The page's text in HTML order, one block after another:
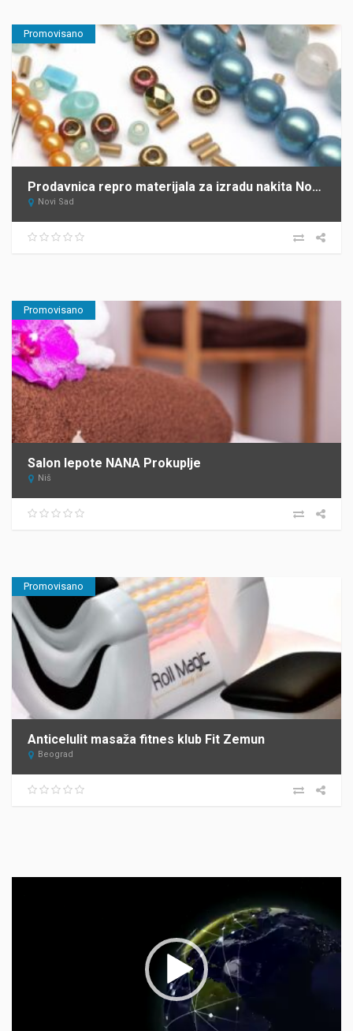
Promovisano
Prodavnica repro materijala za izradu nakita Novi Sad IMELA ONLINE
Novi Sad
Promovisano
Salon lepote NANA Prokuplje
Niš
Promovisano
Anticelulit masaža fitnes klub Fit Zemun
Beograd